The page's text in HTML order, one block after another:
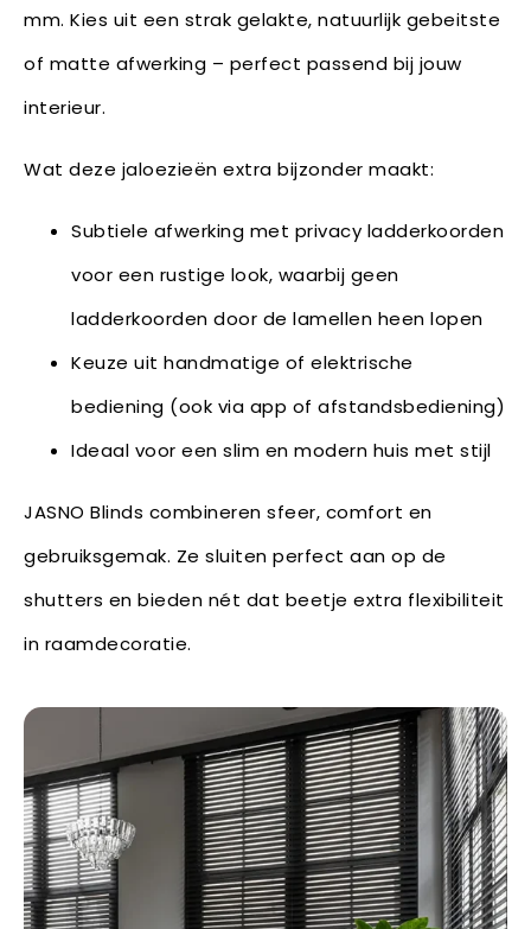
mm. Kies uit een strak gelakte, natuurlijk gebeitste
of matte afwerking – perfect passend bij jouw
interieur.
Wat deze jaloezieën extra bijzonder maakt:
Subtiele afwerking met privacy ladderkoorden
voor een rustige look, waarbij geen
ladderkoorden door de lamellen heen lopen
Keuze uit handmatige of elektrische
bediening (ook via app of afstandsbediening)
Ideaal voor een slim en modern huis met stijl
JASNO Blinds combineren sfeer, comfort en
gebruiksgemak. Ze sluiten perfect aan op de
shutters en bieden nét dat beetje extra flexibiliteit
in raamdecoratie.